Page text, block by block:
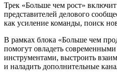
Трек «Больше чем рост»
представителей делового
как усиление команды, поиск
В рамках блока «Больше чем
помогут овладеть
инструментами, выстроить
и наладить дополнительные